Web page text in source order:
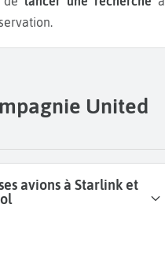
United
avions à Starlink et